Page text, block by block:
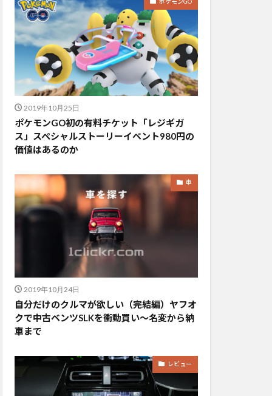
2019年10月25日
ポケモンGO初の有料チケット「レジギガ
ス」スペシャルストーリーイベント980円の
価値はあるのか
車
2019年10月24日
自分だけのクルマが欲しい（完結編）ヤフオ
クで中古ベンツSLKを衝動買い〜名変から納
車まで
レビュー